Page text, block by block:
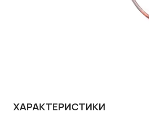
ХАРАКТЕРИСТИКИ